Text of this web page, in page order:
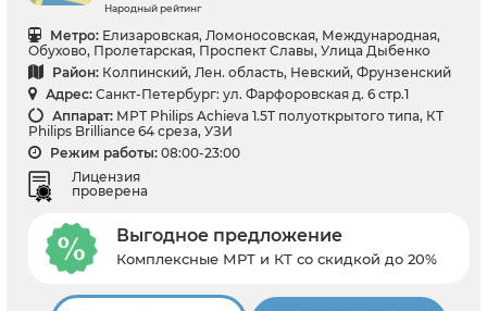
Народный рейтинг
Метро: Елизаровская, Ломоносовская, Международная,
Обухово, Пролетарская, Проспект Славы, Улица Дыбенко
Район: Колпинский, Лен. область, Невский, Фрунзенский
Адрес: Санкт-Петербург: ул. Фарфоровская д. 6 стр.1
Аппарат: МРТ Philips Achieva 1.5T полуоткрытого типа, КТ
Philips Brilliance 64 среза, УЗИ
Режим работы: 08:00-23:00
Лицензия
проверена
Выгодное предложение
Комплексные МРТ и КТ со скидкой до 20%